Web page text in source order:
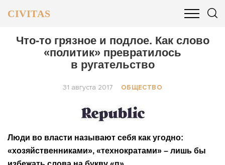
CIVITAS
ОБЩЕСТВО БИЗНЕС И ФИНАНСЫ
Что-то грязное и подлое. Как слово
«политик» превратилось
в ругательство
31 августа 2017 ОБЩЕСТВО
Люди во власти называют себя как угодно:
«хозяйственниками», «технократами» – лишь бы